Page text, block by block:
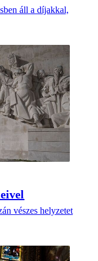
áll a díjakkal,
vészes helyzetet